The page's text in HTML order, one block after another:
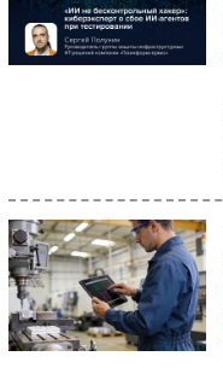
РАЗДЕЛЫ
Мероприятия
Проекты
IT класс
Тестовый стенд
Каталог компаний